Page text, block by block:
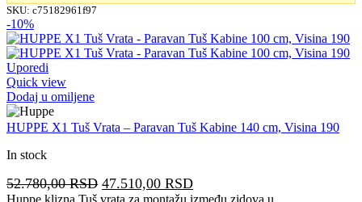
SKU: c75182961f97
-10%
Uporedi
Quick view
Dodaj u omiljene
HUPPE X1 Tuš Vrata – Paravan Tuš Kabine 140 cm, Visina 190
In stock
52.780,00RSD Originalna
47.510,00 RSDTrenutna